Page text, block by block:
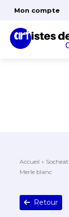
Mon compte
Accueil
Merle blanc
Retour